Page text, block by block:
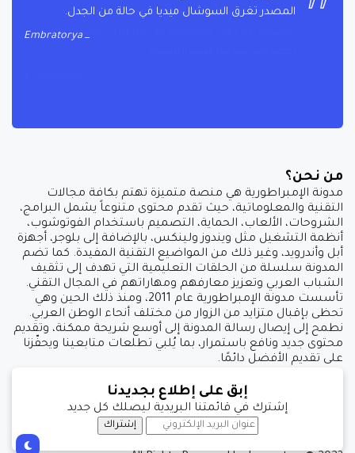
إلى الإنترنت، رغم أن عدد الأشخاص المتصلين حاليا
بالشبكة بلغ أعلى مستوياته على الإطلاق، بحسب أحدث
من نحن؟
مدونة الإمبراطورية هي منصة متميزة تهتم بكافة مجالات
التقنية والمعلوماتية، حيث تقدم محتوى متنوعاً يشمل البرامج،
الشروحات، الألعاب، الحماية، التصميم باستخدام الفوتوشوب،
أنظمة التشغيل مثل ويندوز ولينكس، بالإضافة إلى بلوجر، أجهزة
أبل وأندرويد، وغير ذلك من المواضيع التقنية المفيدة. كما تضم
المدونة سلسلة من الحلقات التعليمية التي تهدف إلى تثقيف
الشباب العربي وتعزيز معارفهم ومهاراتهم في المجال التقني.
تأسست مدونة الإمبراطورية عام 2011، ومنذ ذلك الحين وهي
تحظى بإقبال متزايد من الزوار من مختلف أنحاء الوطن العربي.
نطمح إلى إيصال رسالة المدونة إلى أوسع شريحة ممكنة، وتقديم
محتوى جديد ونافع باستمرار، بما يُلبي تطلعات متابعينا ويحفّزنا
على تقديم الأفضل دائمًا.
إبق على إطلاع بجديدنا
إشترك في قائمتنا البريدية ليصلك كل جديد
إشتراك